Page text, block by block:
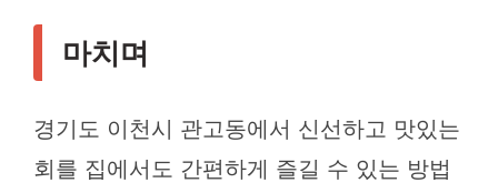
마치며
경기도 이천시 관고동에서 신선하고 맛있는
회를 집에서도 간편하게 즐길 수 있는 방법